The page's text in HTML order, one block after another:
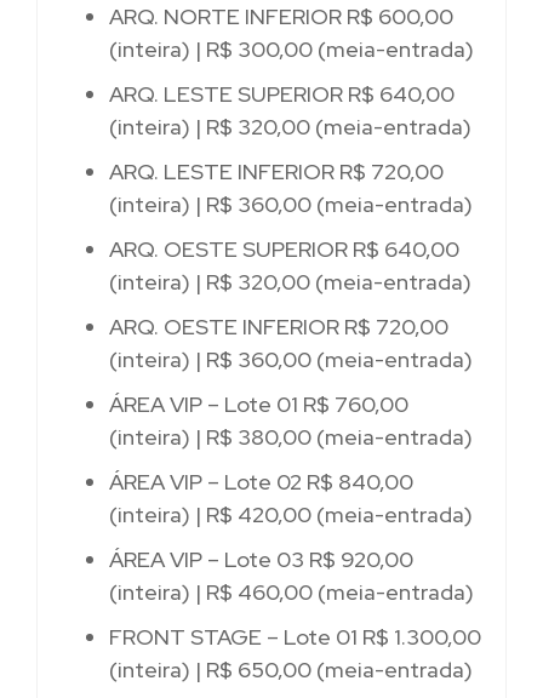
ARQ. NORTE INFERIOR R$ 600,00
(inteira) | R$ 300,00 (meia-entrada)
ARQ. LESTE SUPERIOR R$ 640,00
(inteira) | R$ 320,00 (meia-entrada)
ARQ. LESTE INFERIOR R$ 720,00
(inteira) | R$ 360,00 (meia-entrada)
ARQ. OESTE SUPERIOR R$ 640,00
(inteira) | R$ 320,00 (meia-entrada)
ARQ. OESTE INFERIOR R$ 720,00
(inteira) | R$ 360,00 (meia-entrada)
ÁREA VIP – Lote 01 R$ 760,00
(inteira) | R$ 380,00 (meia-entrada)
ÁREA VIP – Lote 02 R$ 840,00
(inteira) | R$ 420,00 (meia-entrada)
ÁREA VIP – Lote 03 R$ 920,00
(inteira) | R$ 460,00 (meia-entrada)
FRONT STAGE – Lote 01 R$ 1.300,00
(inteira) | R$ 650,00 (meia-entrada)